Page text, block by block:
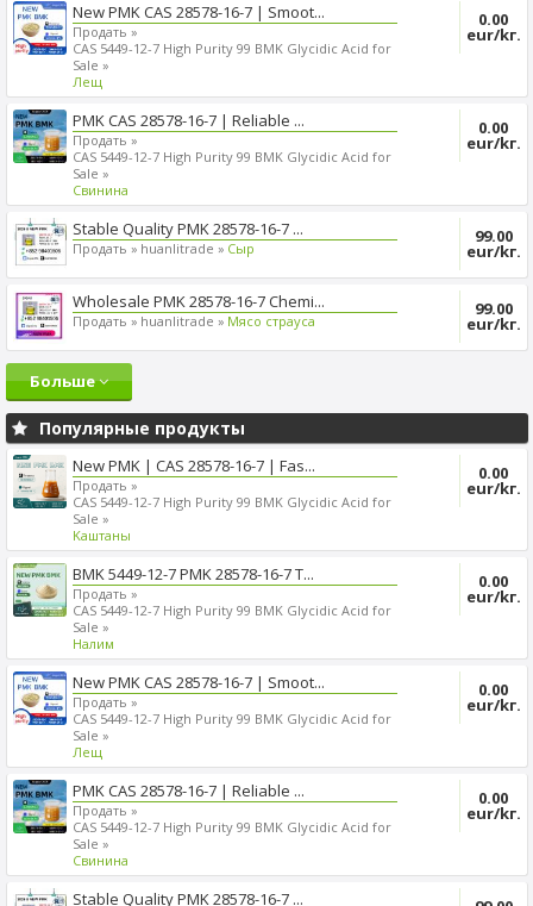
New PMK CAS 28578-16-7 | Smoot...
Продать »
CAS 5449-12-7 High Purity 99 BMK Glycidic Acid for
Sale »
Лещ
0.00
eur/kг.
PMK CAS 28578-16-7 | Reliable ...
Продать »
CAS 5449-12-7 High Purity 99 BMK Glycidic Acid for
Sale »
Cвинина
0.00
eur/kг.
Stable Quality PMK 28578-16-7 ...
Продать » huanlitrade » Сыр
99.00
eur/kг.
Wholesale PMK 28578-16-7 Chemi...
Продать » huanlitrade » Mясо страуса
99.00
eur/kг.
Больше
Популярные продукты
New PMK | CAS 28578-16-7 | Fas...
Продать »
CAS 5449-12-7 High Purity 99 BMK Glycidic Acid for
Sale »
Kаштаны
0.00
eur/kг.
BMK 5449-12-7 PMK 28578-16-7 T...
Продать »
CAS 5449-12-7 High Purity 99 BMK Glycidic Acid for
Sale »
Налим
0.00
eur/kг.
New PMK CAS 28578-16-7 | Smoot...
Продать »
CAS 5449-12-7 High Purity 99 BMK Glycidic Acid for
Sale »
Лещ
0.00
eur/kг.
PMK CAS 28578-16-7 | Reliable ...
Продать »
CAS 5449-12-7 High Purity 99 BMK Glycidic Acid for
Sale »
Cвинина
0.00
eur/kг.
Stable Quality PMK 28578-16-7 ...